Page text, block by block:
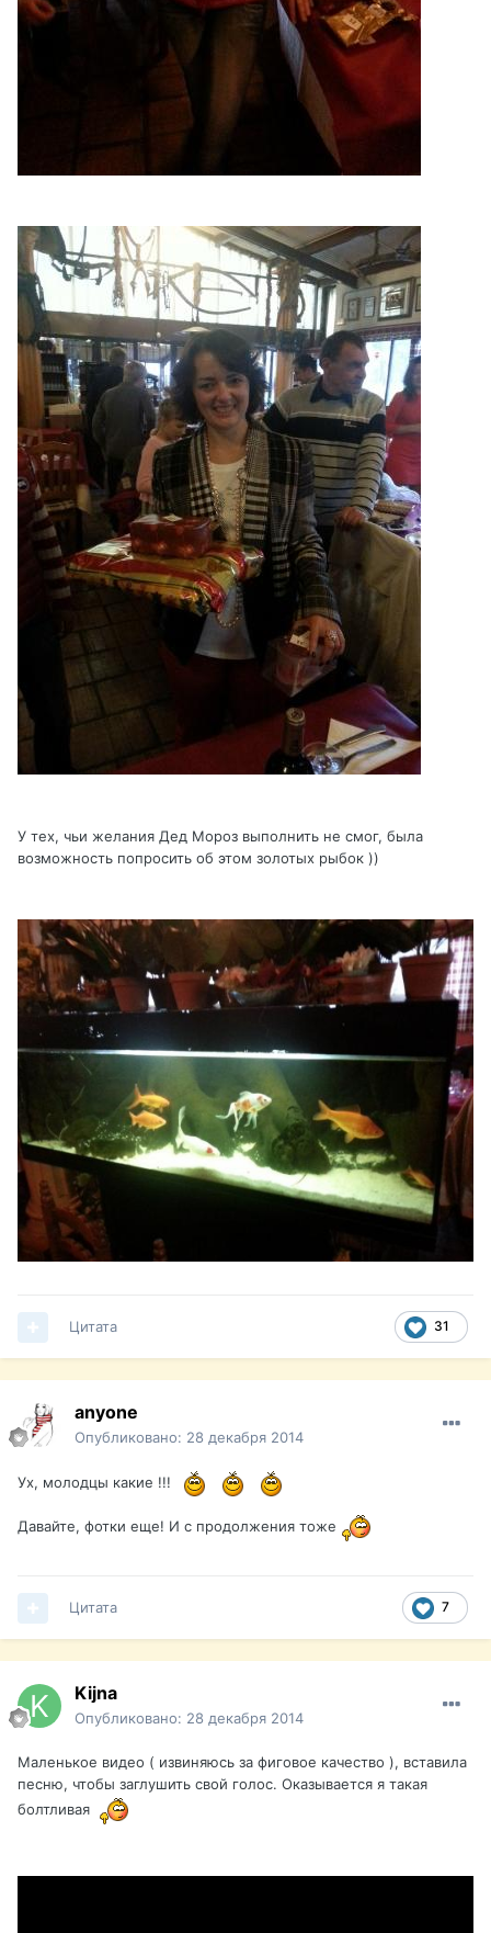
У тех, чьи желания Дед Мороз выполнить не смог, была
возможность попросить об этом золотых рыбок ))
31
Цитата
anyone
Опубликовано: 28 декабря 2014
Ух, молодцы какие !!!
Давайте, фотки еще! И с продолжения тоже
7
Цитата
Kijna
Опубликовано: 28 декабря 2014
Маленькое видео ( извиняюсь за фиговое качество ), вставила
песню, чтобы заглушить свой голос. Оказывается я такая
болтливая